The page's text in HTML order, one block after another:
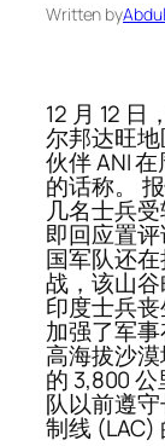
Written by
12 月 12
尔邦达旺
伙伴 ANI
的话称。
几名士兵
即回应置
国军队还
战，该山
印度士兵
加强了军
高海拔沙
的 3,800
队以前遵
制线 (LAC)